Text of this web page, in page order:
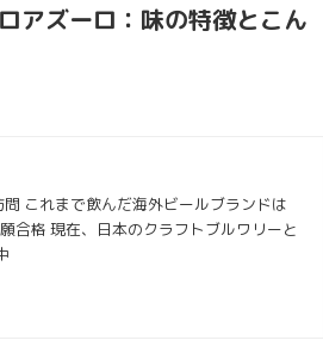
アズーロ：味の特徴とこん
これまで飲んだ海外ビールブランドは
合格 現在、日本のクラフトブルワリーと